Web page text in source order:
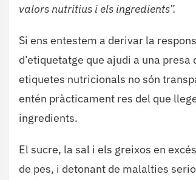
valors nutritius i els ingredients”.
Si ens entestem a derivar la
d’etiquetatge que ajudi a una
etiquetes nutricionals no són
entén pràcticament res del que
ingredients.
El sucre, la sal i els greixos en
de pes, i detonant de malalties